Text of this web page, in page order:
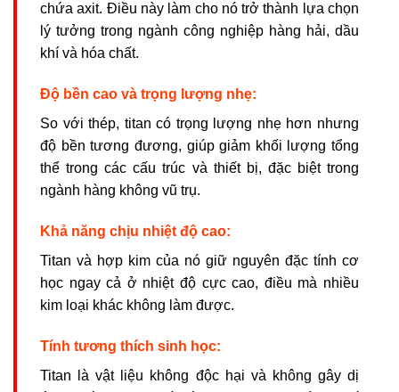
chứa axit. Điều này làm cho nó trở thành lựa chọn
lý tưởng trong ngành công nghiệp hàng hải, dầu
khí và hóa chất.
Độ bền cao và trọng lượng nhẹ:
So với thép, titan có trọng lượng nhẹ hơn nhưng
độ bền tương đương, giúp giảm khối lượng tổng
thể trong các cấu trúc và thiết bị, đặc biệt trong
ngành hàng không vũ trụ.
Khả năng chịu nhiệt độ cao:
Titan và hợp kim của nó giữ nguyên đặc tính cơ
học ngay cả ở nhiệt độ cực cao, điều mà nhiều
kim loại khác không làm được.
Tính tương thích sinh học:
Titan là vật liệu không độc hại và không gây dị